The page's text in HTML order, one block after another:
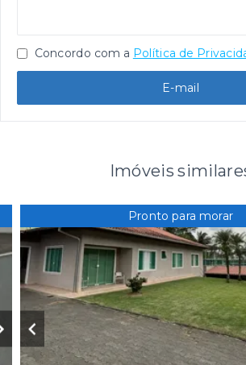
Concordo com a Política de
E-mail
Imóveis
Pronto para morar